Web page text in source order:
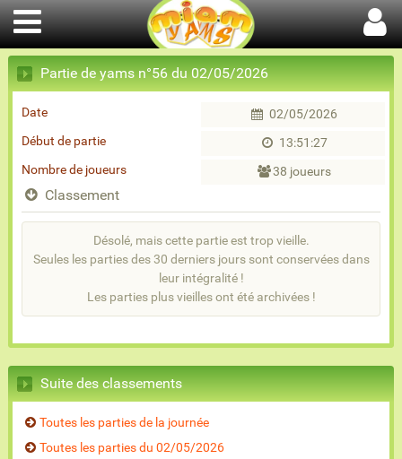
Partie de yams n°56 du 02/05/2026
Date
02/05/2026
Début de partie
13:51:27
Nombre de joueurs
38 joueurs
Classement
Désolé, mais cette partie est trop vieille.
Seules les parties des 30 derniers jours sont conservées dans
leur intégralité !
Les parties plus vieilles ont été archivées !
Suite des classements
Toutes les parties de la journée
Toutes les parties du 02/05/2026